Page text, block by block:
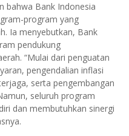
bahwa Bank Indonesia
program yang
Ia menyebutkan, Bank
pendukung
“Mulai dari penguatan
pengendalian inflasi
serta pengembangan
seluruh program
dan membutuhkan sinergi